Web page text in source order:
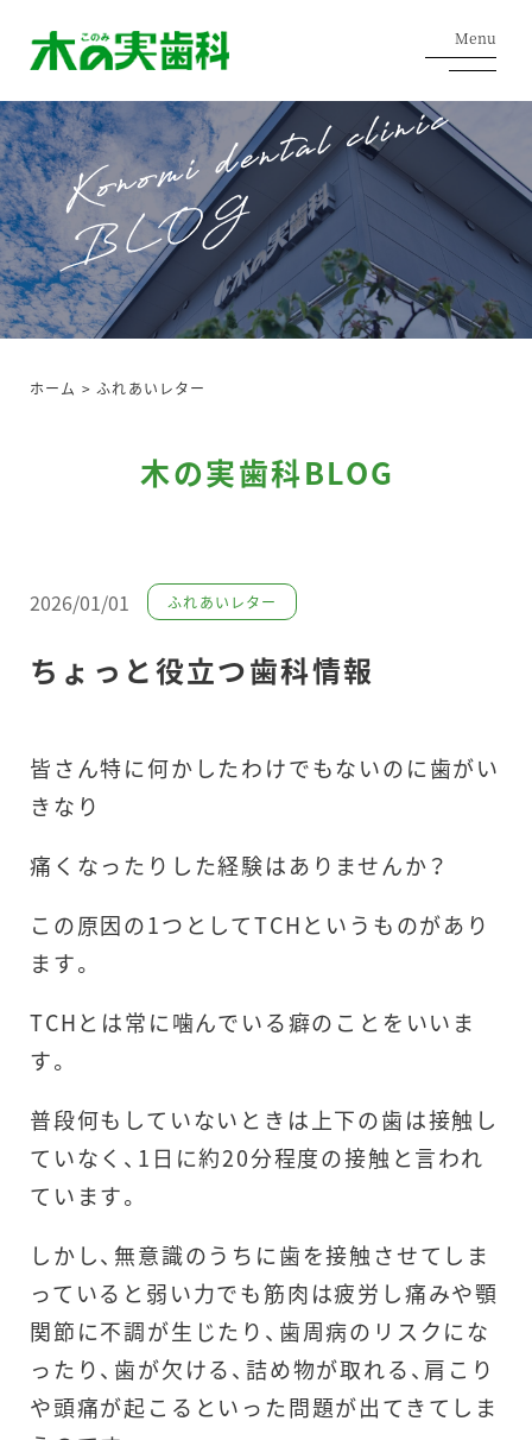
Menu
ホーム >ふれあいレター
木の実歯科BLOG
2026/01/01 ふれあいレター
ちょっと役立つ歯科情報
皆さん特に何かしたわけでもないのに歯がい
きなり
痛くなったりした経験はありませんか？
この原因の1つとしてTCHというものがあり
ます。
TCHとは常に噛んでいる癖のことをいいま
す。
普段何もしていないときは上下の歯は接触し
ていなく、1日に約20分程度の接触と言われ
ています。
しかし、無意識のうちに歯を接触させてしま
っていると弱い力でも筋肉は疲労し痛みや顎
関節に不調が生じたり、歯周病のリスクにな
ったり、歯が欠ける、詰め物が取れる、肩こり
や頭痛が起こるといった問題が出てきてしま